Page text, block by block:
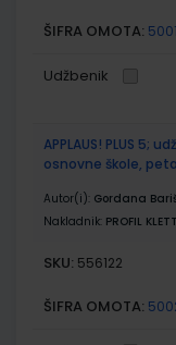
ŠIFRA OMOTA:
Udžbenik
APPLAUS! PLUS 5;
osnovne škole,
Autor(i): Gordana
Nakladnik: PROFIL
SKU: 556122
ŠIFRA OMOTA: